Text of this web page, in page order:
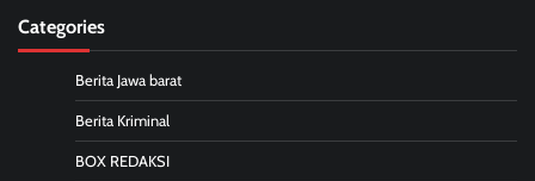
Categories
Berita Jawa barat
Berita Kriminal
BOX REDAKSI